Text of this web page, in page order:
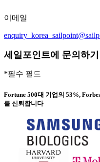
이메일
세일포인트에 문의하기
*필수 필드
Fortune 500대 기업의 53%,
를 신뢰합니다